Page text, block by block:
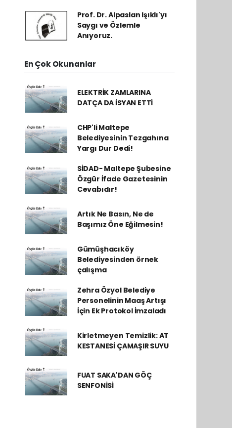
Prof. Dr. Alpaslan Işıklı'yı
Saygı ve Özlemle
Anıyoruz.
En Çok Okunanlar
ELEKTRİK ZAMLARINA
DATÇA DA İSYAN ETTİ
CHP'li Maltepe
Belediyesinin Tezgahına
Yargı Dur Dedi!
SİDAD- Maltepe Şubesine
Özgür İfade Gazetesinin
Cevabıdır!
Artık Ne Basın, Ne de
Başımız Öne Eğilmesin!
Gümüşhacıköy
Belediyesinden örnek
çalışma
Zehra Özyol Belediye
Personelinin Maaş Artışı
İçin Ek Protokol İmzaladı
Kirletmeyen Temizlik: AT
KESTANESİ ÇAMAŞIR SUYU
FUAT SAKA'DAN GÖÇ
SENFONİSİ